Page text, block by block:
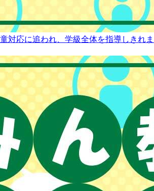
対応に追われ、学級全体を指導しきれま